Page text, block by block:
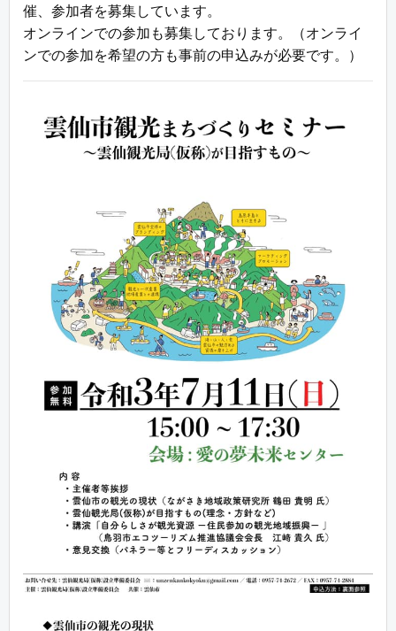
催、参加者を募集しています。
オンラインでの参加も募集しております。（オンライ
ンでの参加を希望の方も事前の申込みが必要です。）